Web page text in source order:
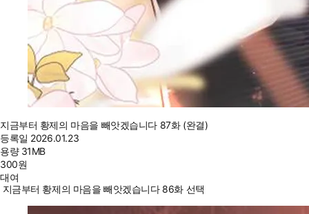
지금부터 황제의 마음을 빼앗겠습니다 87화 (완결)
등록일 2026.01.23
용량 31MB
300원
대여
지금부터 황제의 마음을 빼앗겠습니다 86화 선택